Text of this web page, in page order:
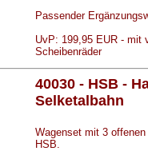
Passender
UvP: 199,95 EUR - mit
Scheibenräder
40030 - HSB -
Selketalbahn
Wagenset mit 3
HSB.